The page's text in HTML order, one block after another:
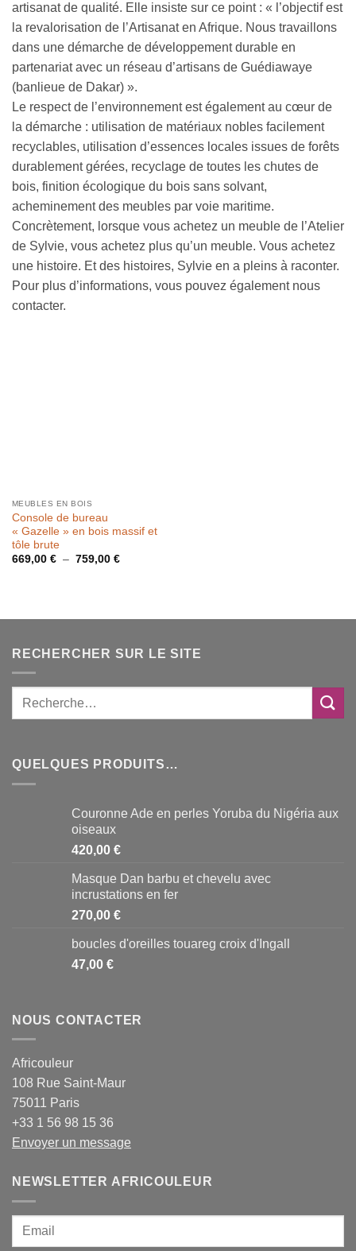
artisanat de qualité. Elle insiste sur ce point : « l’objectif est
la revalorisation de l’Artisanat en Afrique. Nous travaillons
dans une démarche de développement durable en
partenariat avec un réseau d’artisans de Guédiawaye
(banlieue de Dakar) ».
Le respect de l’environnement est également au cœur de
la démarche : utilisation de matériaux nobles facilement
recyclables, utilisation d’essences locales issues de forêts
durablement gérées, recyclage de toutes les chutes de
bois, finition écologique du bois sans solvant,
acheminement des meubles par voie maritime.
Concrètement, lorsque vous achetez un meuble de l’Atelier
de Sylvie, vous achetez plus qu’un meuble. Vous achetez
une histoire. Et des histoires, Sylvie en a pleins à raconter.
Pour plus d’informations, vous pouvez également nous
contacter.
MEUBLES EN BOIS
Console de bureau
« Gazelle » en bois massif et
tôle brute
669,00 € – 759,00 €Plage
RECHERCHER SUR LE SITE
QUELQUES PRODUITS…
Couronne Ade en perles Yoruba du Nigéria aux
oiseaux
420,00 €
Masque Dan barbu et chevelu avec
incrustations en fer
270,00 €
boucles d'oreilles touareg croix d'Ingall
47,00 €
NOUS CONTACTER
Africouleur
108 Rue Saint-Maur
75011 Paris
+33 1 56 98 15 36
Envoyer un message
NEWSLETTER AFRICOULEUR